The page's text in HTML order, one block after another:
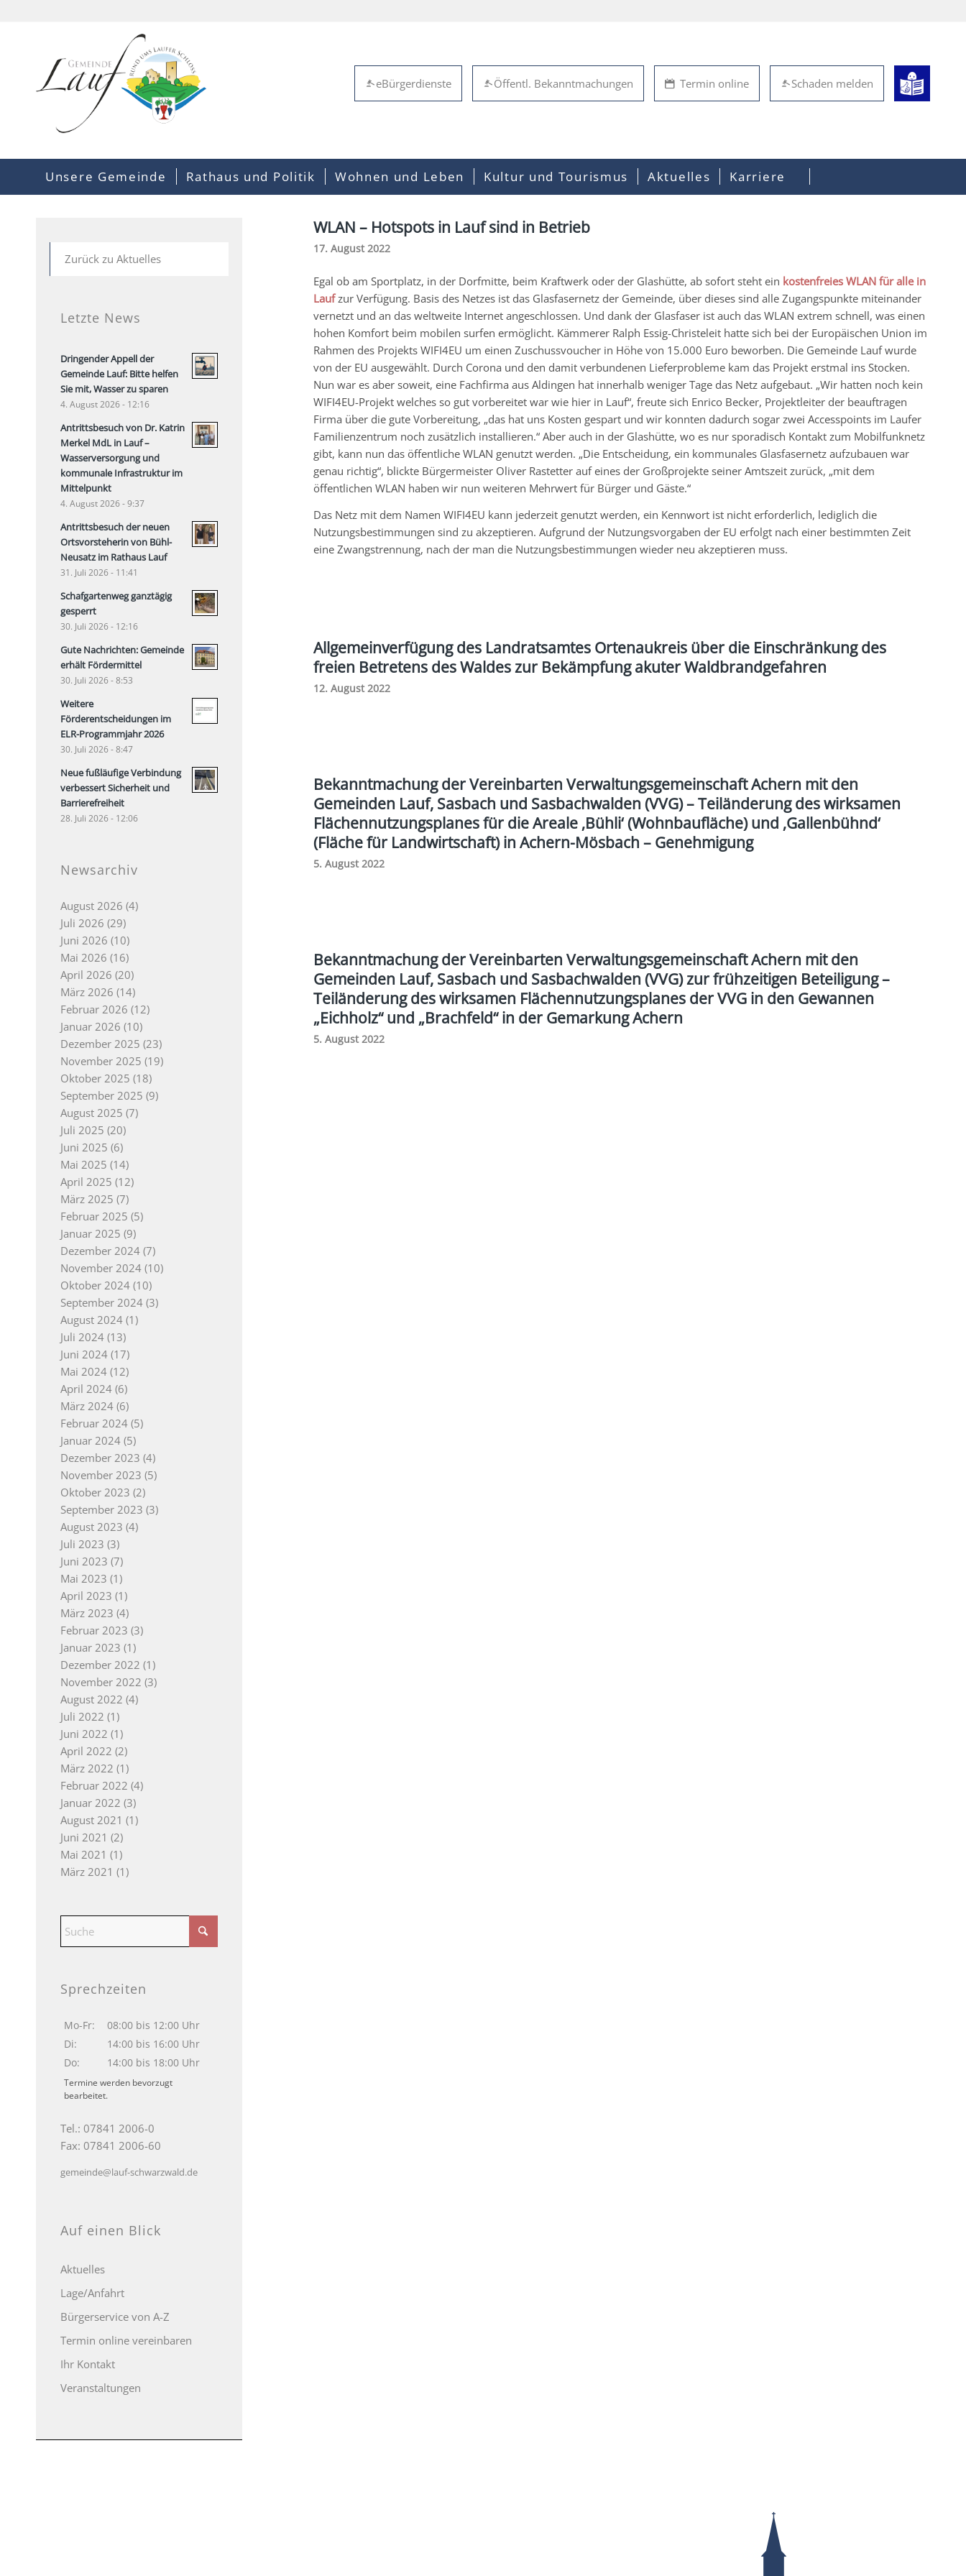
Schaden melden
Termin online
Öffentl. Bekanntmachungen
eBürgerdienste
Unsere Gemeinde Rathaus und Politik Wohnen und Leben Kultur und Tourismus Aktuelles Karriere
WLAN – Hotspots in Lauf sind in Betrieb
17. August 2022
Egal ob am Sportplatz, in der Dorfmitte, beim Kraftwerk oder der Glashütte, ab sofort steht ein kostenfreies WLAN für alle in
Laufzur Verfügung. Basis des Netzes ist das Glasfasernetz der Gemeinde, über dieses sind alle Zugangspunkte miteinander
vernetzt und an das weltweite Internet angeschlossen. Und dank der Glasfaser ist auch das WLAN extrem schnell, was einen
hohen Komfort beim mobilen surfen ermöglicht. Kämmerer Ralph Essig-Christeleit hatte sich bei der Europäischen Union im
Rahmen des Projekts WIFI4EU um einen Zuschussvoucher in Höhe von 15.000 Euro beworben. Die Gemeinde Lauf wurde
von der EU ausgewählt. Durch Corona und den damit verbundenen Lieferprobleme kam das Projekt erstmal ins Stocken.
Nun war es aber soweit, eine Fachfirma aus Aldingen hat innerhalb weniger Tage das Netz aufgebaut. „Wir hatten noch kein
WIFI4EU-Projekt welches so gut vorbereitet war wie hier in Lauf“, freute sich Enrico Becker, Projektleiter der beauftragen
Firma über die gute Vorbereitung, „das hat uns Kosten gespart und wir konnten dadurch sogar zwei Accesspoints im Laufer
Familienzentrum noch zusätzlich installieren.“ Aber auch in der Glashütte, wo es nur sporadisch Kontakt zum Mobilfunknetz
gibt, kann nun das öffentliche WLAN genutzt werden. „Die Entscheidung, ein kommunales Glasfasernetz aufzubauen war
genau richtig“, blickte Bürgermeister Oliver Rastetter auf eines der Großprojekte seiner Amtszeit zurück, „mit dem
öffentlichen WLAN haben wir nun weiteren Mehrwert für Bürger und Gäste.“
Das Netz mit dem Namen WIFI4EU kann jederzeit genutzt werden, ein Kennwort ist nicht erforderlich, lediglich die
Nutzungsbestimmungen sind zu akzeptieren. Aufgrund der Nutzungsvorgaben der EU erfolgt nach einer bestimmten Zeit
eine Zwangstrennung, nach der man die Nutzungsbestimmungen wieder neu akzeptieren muss.
Allgemeinverfügung des Landratsamtes Ortenaukreis über die Einschränkung des
freien Betretens des Waldes zur Bekämpfung akuter Waldbrandgefahren
12. August 2022
Bekanntmachung der Vereinbarten Verwaltungsgemeinschaft Achern mit den
Gemeinden Lauf, Sasbach und Sasbachwalden (VVG) – Teiländerung des wirksamen
Flächennutzungsplanes für die Areale ‚Bühli‘ (Wohnbaufläche) und ‚Gallenbühnd‘
(Fläche für Landwirtschaft) in Achern-Mösbach – Genehmigung
5. August 2022
Bekanntmachung der Vereinbarten Verwaltungsgemeinschaft Achern mit den
Gemeinden Lauf, Sasbach und Sasbachwalden (VVG) zur frühzeitigen Beteiligung –
Teiländerung des wirksamen Flächennutzungsplanes der VVG in den Gewannen
„Eichholz“ und „Brachfeld“ in der Gemarkung Achern
5. August 2022
Zurück zu Aktuelles
Letzte News
Dringender Appell der
Gemeinde Lauf: Bitte helfen
Sie mit, Wasser zu sparen
4. August 2026 - 12:16
Antrittsbesuch von Dr. Katrin
Merkel MdL in Lauf –
Wasserversorgung und
kommunale Infrastruktur im
Mittelpunkt
4. August 2026 - 9:37
Antrittsbesuch der neuen
Ortsvorsteherin von Bühl-
Neusatz im Rathaus Lauf
31. Juli 2026 - 11:41
Schafgartenweg ganztägig
gesperrt
30. Juli 2026 - 12:16
Gute Nachrichten: Gemeinde
erhält Fördermittel
30. Juli 2026 - 8:53
Weitere
Förderentscheidungen im
ELR-Programmjahr 2026
30. Juli 2026 - 8:47
Neue fußläufige Verbindung
verbessert Sicherheit und
Barrierefreiheit
28. Juli 2026 - 12:06
Newsarchiv
August 2026 (4)
Juli 2026 (29)
Juni 2026 (10)
Mai 2026 (16)
April 2026 (20)
März 2026 (14)
Februar 2026 (12)
Januar 2026 (10)
Dezember 2025 (23)
November 2025 (19)
Oktober 2025 (18)
September 2025 (9)
August 2025 (7)
Juli 2025 (20)
Juni 2025 (6)
Mai 2025 (14)
April 2025 (12)
März 2025 (7)
Februar 2025 (5)
Januar 2025 (9)
Dezember 2024 (7)
November 2024 (10)
Oktober 2024 (10)
September 2024 (3)
August 2024 (1)
Juli 2024 (13)
Juni 2024 (17)
Mai 2024 (12)
April 2024 (6)
März 2024 (6)
Februar 2024 (5)
Januar 2024 (5)
Dezember 2023 (4)
November 2023 (5)
Oktober 2023 (2)
September 2023 (3)
August 2023 (4)
Juli 2023 (3)
Juni 2023 (7)
Mai 2023 (1)
April 2023 (1)
März 2023 (4)
Februar 2023 (3)
Januar 2023 (1)
Dezember 2022 (1)
November 2022 (3)
August 2022 (4)
Juli 2022 (1)
Juni 2022 (1)
April 2022 (2)
März 2022 (1)
Februar 2022 (4)
Januar 2022 (3)
August 2021 (1)
Juni 2021 (2)
Mai 2021 (1)
März 2021 (1)
Sprechzeiten
Mo-Fr:
08:00 bis 12:00 Uhr
Di:
14:00 bis 16:00 Uhr
Do:
14:00 bis 18:00 Uhr
Termine werden bevorzugt
bearbeitet.
Tel.: 07841 2006-0
Fax: 07841 2006-60
gemeinde@lauf-schwarzwald.de
Auf einen Blick
Aktuelles
Lage/Anfahrt
Bürgerservice von A-Z
Termin online vereinbaren
Ihr Kontakt
Veranstaltungen